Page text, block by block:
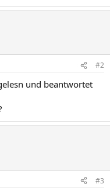
#2
und beantwortet
#3